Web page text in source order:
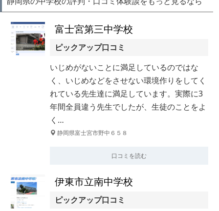
富士宮第三中学校
ピックアップ口コミ
いじめがないことに満足しているのではな
く、いじめなどをさせない環境作りをしてく
れている先生達に満足しています。実際に3
年間全員違う先生でしたが、生徒のことをよ
く…
静岡県富士宮市野中６５８
口コミを読む
伊東市立南中学校
ピックアップ口コミ